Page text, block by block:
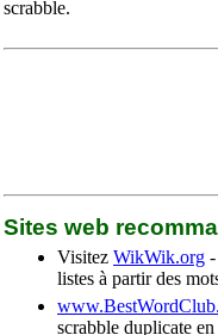
scrabble.
Sites web
Visitez WikWik.org
listes à partir des
scrabble duplicate